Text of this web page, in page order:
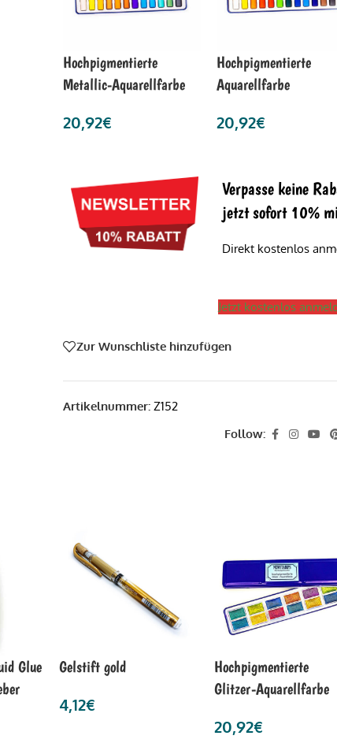
Hochpigmentierte
Metallic-Aquarellfarbe
20,92€
Hochpigmentierte
Aquarellfarbe
20,92€
Verpasse keine
jetzt sofort 10%
Direkt kostenlos
Jetzt kostenlos
Zur Wunschliste hinzufügen
Artikelnummer: Z152
Follow:
Glue
Gelstift gold
4,12€
Hochpigmentierte
Glitzer-Aquarellfarbe
20,92€